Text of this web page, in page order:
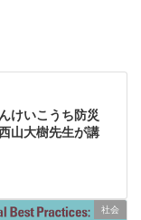
けいこうち防災
山大樹先生が講
社会